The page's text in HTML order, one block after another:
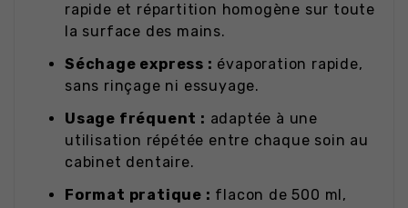
rapide et répartition homogène sur toute
la surface des mains.
Séchage express : évaporation rapide,
sans rinçage ni essuyage.
Usage fréquent : adaptée à une
utilisation répétée entre chaque soin au
cabinet dentaire.
Format pratique : flacon de 500 ml,